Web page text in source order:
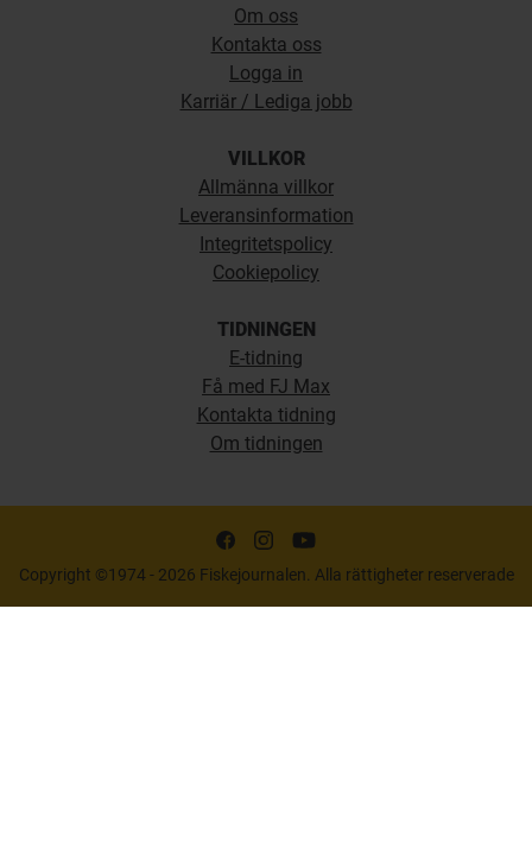
Om oss
Kontakta oss
Logga in
Karriär / Lediga jobb
VILLKOR
Allmänna villkor
Leveransinformation
Integritetspolicy
Cookiepolicy
TIDNINGEN
E-tidning
Få med FJ Max
Kontakta tidning
Om tidningen
Copyright ©1974 - 2026 Fiskejournalen. Alla rättigheter reserverade